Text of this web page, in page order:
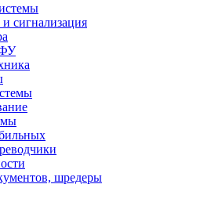
сигнализация
шредеры